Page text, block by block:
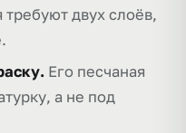
двух слоёв,
Его песчаная
а не под